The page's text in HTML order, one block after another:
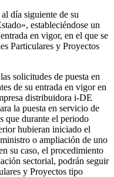
día siguiente de su
estableciéndose un
en vigor, en el que se
Particulares y Proyectos
solicitudes de puesta en
de su entrada en vigor en
distribuidora i-DE
la puesta en servicio de
que durante el periodo
hubieran iniciado el
o ampliación de uno
su caso, el procedimiento
sectorial, podrán seguir
y Proyectos tipo